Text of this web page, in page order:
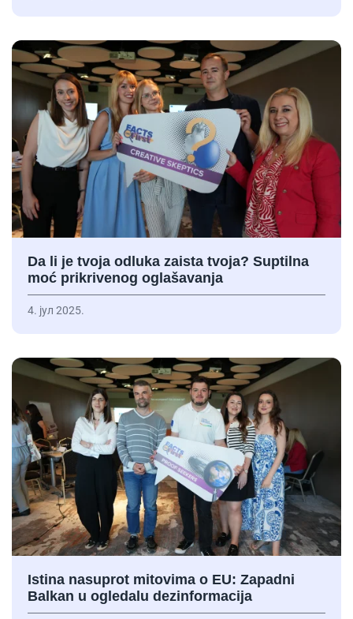
Da li je tvoja odluka zaista tvoja? Suptilna
moć prikrivenog oglašavanja
4. јул 2025.
Istina nasuprot mitovima o EU: Zapadni
Balkan u ogledalu dezinformacija